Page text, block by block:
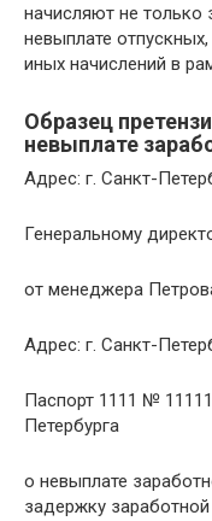
начисляют не только
невыплате
иных начислений в
Образец
невыплате
Адрес: г. Санкт-
Генеральному
от менеджера
Адрес: г. Санкт-
Паспорт 1111 №
Петербурга
о невыплате
задержку